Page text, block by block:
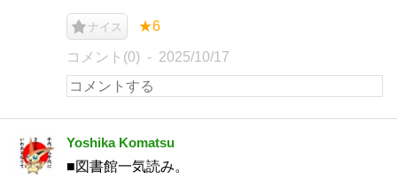
ナイス ★6
コメント(0) 2025/10/17
Yoshika Komatsu
■図書館一気読み。